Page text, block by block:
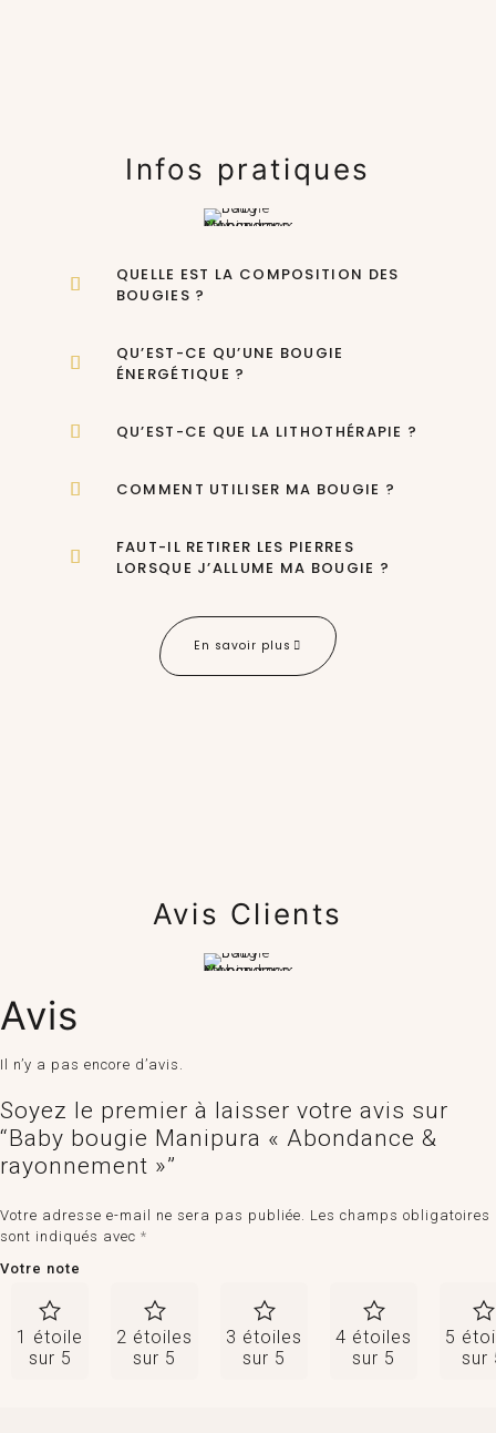
Infos pratiques
QUELLE EST LA COMPOSITION DES
BOUGIES ?
QU’EST-CE QU’UNE BOUGIE
ÉNERGÉTIQUE ?
QU’EST-CE QUE LA LITHOTHÉRAPIE ?
COMMENT UTILISER MA BOUGIE ?
FAUT-IL RETIRER LES PIERRES
LORSQUE J’ALLUME MA BOUGIE ?
En savoir plus
Avis Clients
Avis
Il n’y a pas encore d’avis.
Soyez le premier à laisser votre avis sur
“Baby bougie Manipura « Abondance &
rayonnement »”
Votre adresse e-mail ne sera pas publiée.
Les champs obligatoires
sont indiqués avec *
Votre note
1 étoile
sur 5
2 étoiles
sur 5
3 étoiles
sur 5
4 étoiles
sur 5
5
sur